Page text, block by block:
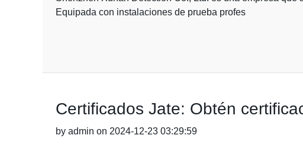
Equipada con instalaciones de prueba profes
Certificados Jate: Obtén
by admin on 2024-12-23 03:29:59